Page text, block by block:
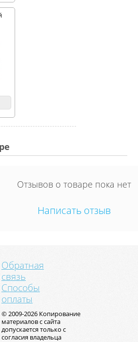
Отзывов о товаре пока нет
Написать отзыв
Обратная
связь
Способы
оплаты
© 2009-2026 Копирование
материалов с сайта
допускается только с
согласия владельца